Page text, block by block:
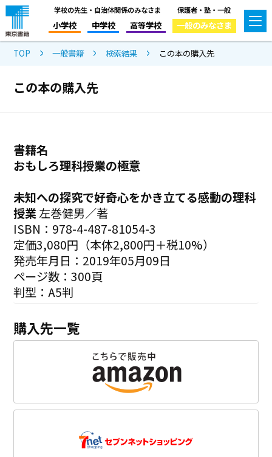
学校の先生・自治体関係のみなさま
小学校 中学校 高等学校
保護者・塾・一般
一般のみなさま
TOP 一般書籍 検索結果 この本の購入先
この本の購入先
書籍名
おもしろ理科授業の極意
未知への探究で好奇心をかき立てる感動の理科
授業左巻健男／著
ISBN：978-4-487-81054-3
定価3,080円（本体2,800円＋税10%）
発売年月日：2019年05月09日
ページ数：300頁
判型：A5判
購入先一覧